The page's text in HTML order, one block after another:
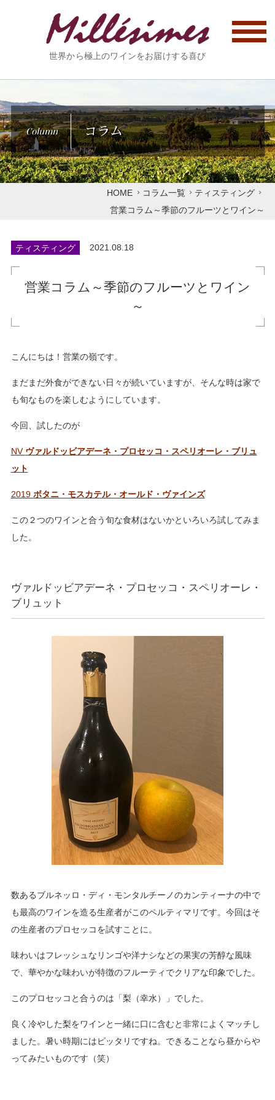
世界から極上のワインをお届けする喜び
Column コラム
HOME コラム一覧
ティスティング
営業コラム～季節のフルーツとワイン～
ティスティング 2021.08.18
営業コラム～季節のフルーツとワイン
～
こんにちは！営業の嶺です。
まだまだ外食ができない日々が続いていますが、そんな時は家で
も旬なものを楽しむようにしています。
今回、試したのが
NV ヴァルドッビアデーネ・プロセッコ・スペリオーレ・ブリュ
ット
2019 ボタニ・モスカテル・オールド・ヴァインズ
この２つのワインと合う旬な食材はないかといろいろ試してみま
した。
ヴァルドッビアデーネ・プロセッコ・スペリオーレ・
ブリュット
数あるブルネッロ・ディ・モンタルチーノのカンティーナの中で
も最高のワインを造る生産者がこのペルティマリです。今回はそ
の生産者のプロセッコを試すことに。
味わいはフレッシュなリンゴや洋ナシなどの果実の芳醇な風味
で、華やかな味わいが特徴のフルーティでクリアな印象でした。
このプロセッコと合うのは「梨（幸水）」でした。
良く冷やした梨をワインと一緒に口に含むと非常によくマッチし
ました。暑い時期にはピッタリですね。できることなら昼からや
ってみたいものです（笑）